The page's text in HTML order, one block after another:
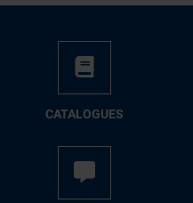
CATALOGUES